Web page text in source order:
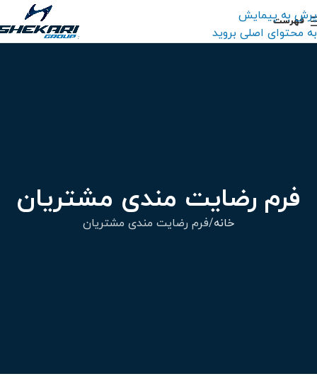
پرش به پیمایش
به محتوای اصلی بروید
فهرست
فرم رضایت مندی مشتریان
خانه فرم رضایت مندی مشتریان